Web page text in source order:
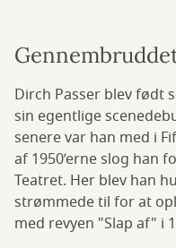
Dirch Passer blev født
sin egentlige
senere var han med i
af 1950’erne slog han
Teatret. Her blev han
strømmede til for at
med revyen "Slap af" i